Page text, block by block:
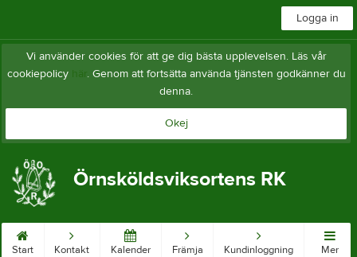
Logga in
Vi använder cookies för att ge dig bästa upplevelsen. Läs vår
cookiepolicy här. Genom att fortsätta använda tjänsten godkänner du
denna.
Okej
Örnsköldsviksortens RK
Start Kontakt Kalender Främja Kundinloggning Mer